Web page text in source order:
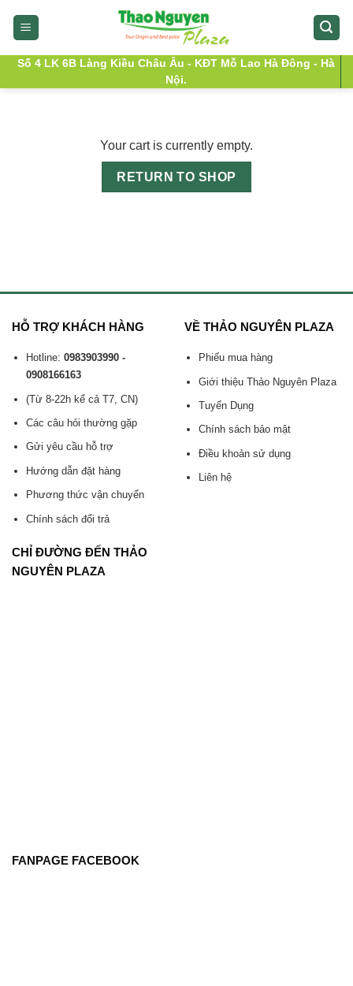
Số 4 LK 6B Làng Kiều Châu Âu - KĐT Mỗ Lao Hà Đông - Hà
Nội.
Your cart is currently empty.
RETURN TO SHOP
HỖ TRỢ KHÁCH HÀNG
Hotline: 0983903990 -
0908166163
(Từ 8-22h kể cả T7, CN)
Các câu hỏi thường gặp
Gửi yêu cầu hỗ trợ
Hướng dẫn đặt hàng
Phương thức vận chuyển
Chính sách đổi trả
VỀ THẢO NGUYÊN PLAZA
Phiếu mua hàng
Giới thiệu Thảo Nguyên Plaza
Tuyển Dụng
Chính sách bảo mật
Điều khoản sử dụng
Liên hệ
CHỈ ĐƯỜNG ĐẾN THẢO
NGUYÊN PLAZA
FANPAGE FACEBOOK